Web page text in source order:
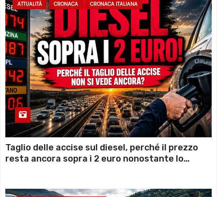
ATTUALITÀ CRONACA CRONACA ITALIANA
Taglio delle accise sul diesel, perché il prezzo
resta ancora sopra i 2 euro nonostante lo